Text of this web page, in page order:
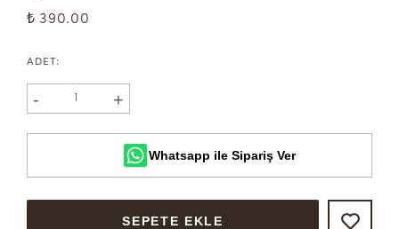
₺ 390.00
ADET:
- 1 +
Whatsapp ile Sipariş Ver
SEPETE EKLE